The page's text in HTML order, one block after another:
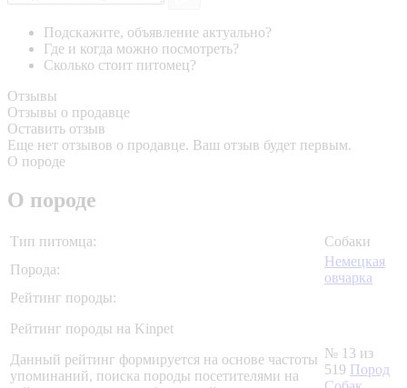
Подскажите, объявление актуально?
Где и когда можно посмотреть?
Сколько стоит питомец?
Отзывы
Отзывы о продавце
Оставить отзыв
Еще нет отзывов о продавце. Ваш отзыв будет первым.
О породе
О породе
Тип питомца:
Собаки
Порода:
Немецкая
овчарка
Рейтинг породы:
Рейтинг породы на Kinpet
Данный рейтинг формируется на основе частоты
упоминаний, поиска породы посетителями на
№ 13 из
519 Пород